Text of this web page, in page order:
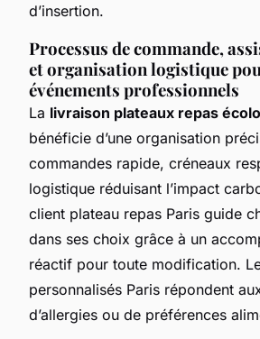
d’insertion.
Processus de commande,
et organisation logistique
événements professionnels
La livraison plateaux repas
bénéficie d’une organisation
commandes rapide, créneaux
logistique réduisant l’impact
client plateau repas Paris guide
dans ses choix grâce à un
réactif pour toute modification.
personnalisés Paris répondent
d’allergies ou de préférences